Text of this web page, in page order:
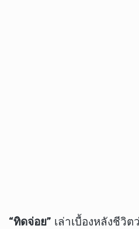
“ทิดจ่อย” เล่าเบื้องหลังชีวิ